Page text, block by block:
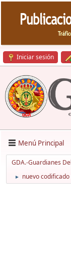
Iniciar sesión
Menú Principal
GDA.-Guardianes
► nuevo